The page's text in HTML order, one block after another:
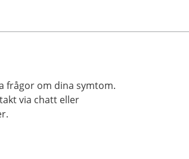
frågor om dina symtom.
via chatt eller